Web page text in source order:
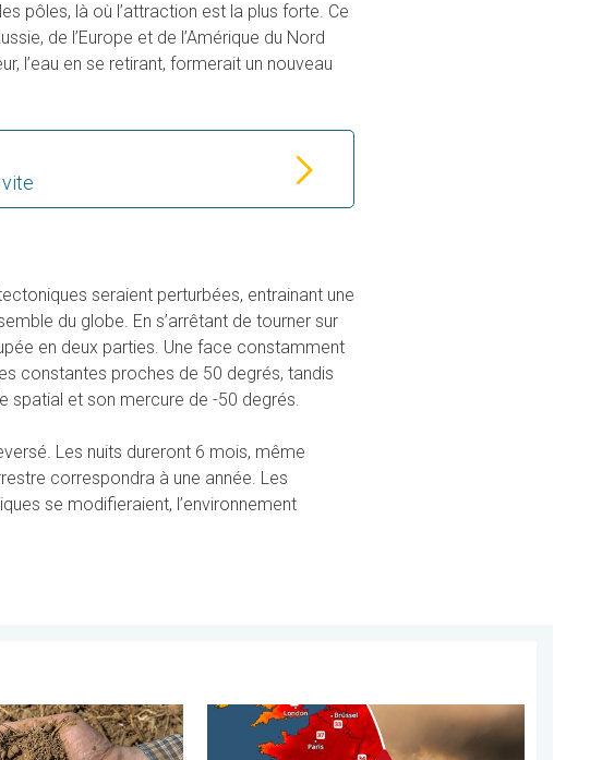
pôles, là où l’attraction est la plus forte. Ce
de l’Europe et de l’Amérique du Nord
l’eau en se retirant, formerait un nouveau
seraient perturbées, entrainant une
du globe. En s’arrêtant de tourner sur
en deux parties. Une face constamment
constantes proches de 50 degrés, tandis
spatial et son mercure de -50 degrés.
Les nuits dureront 6 mois, même
correspondra à une année. Les
se modifieraient, l’environnement
. . mercredi 29 juillet 2026
les sols plus vite. Nouvelle étude. . . jeudi 23 juillet 2026
Le sud-ouest de la France brûle vivement. Milliers